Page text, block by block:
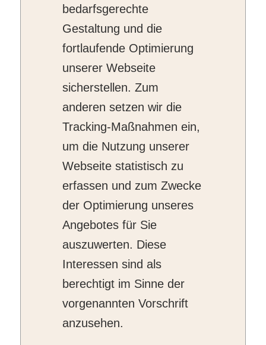
bedarfsgerechte
Gestaltung und die
fortlaufende Optimierung
unserer Webseite
sicherstellen. Zum
anderen setzen wir die
Tracking-Maßnahmen ein,
um die Nutzung unserer
Webseite statistisch zu
erfassen und zum Zwecke
der Optimierung unseres
Angebotes für Sie
auszuwerten. Diese
Interessen sind als
berechtigt im Sinne der
vorgenannten Vorschrift
anzusehen.